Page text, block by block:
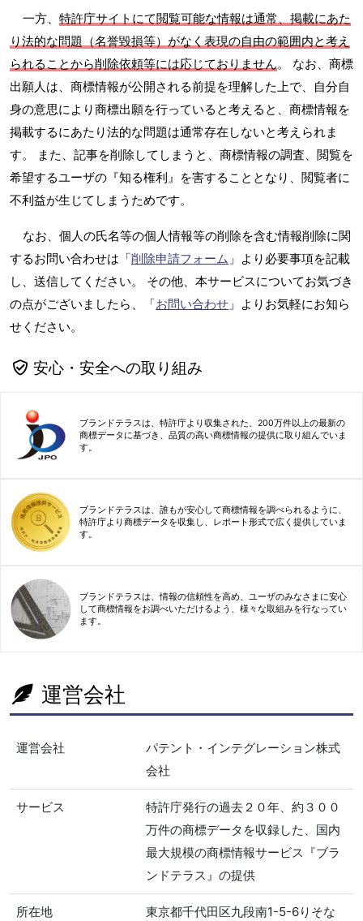
一方、 特許庁サイトにて閲覧可能な情報は通常、掲載にあた
り法的な問題（名誉毀損等）がなく表現の自由の範囲内と考え
られることから削除依頼等には応じておりません。 なお、商標
出願人は、商標情報が公開される前提を理解した上で、自分自
身の意思により商標出願を行っていると考えると、商標情報を
掲載するにあたり法的な問題は通常存在しないと考えられま
す。 また、記事を削除してしまうと、商標情報の調査、閲覧を
希望するユーザの『知る権利』を害することとなり、閲覧者に
不利益が生じてしまうためです。
なお、個人の氏名等の個人情報等の削除を含む情報削除に関
するお問い合わせは「削除申請フォーム 」より必要事項を記載
し、送信してください。 その他、本サービスについてお気づき
の点がございましたら、「お問い合わせ 」よりお気軽にお知ら
せください。
安心・安全への取り組み
ブランドテラスは、特許庁より収集された、200万件以上の最新の
商標データに基づき、品質の高い商標情報の提供に取り組んでいま
す。
ブランドテラスは、誰もが安心して商標情報を調べられるように、
特許庁より商標データを収集し、レポート形式で広く提供していま
す。
ブランドテラスは、情報の信頼性を高め、ユーザのみなさまに安心
して商標情報をお調べいただけるよう、様々な取組みを行なってい
ます。
運営会社
運営会社
パテント・インテグレーション株式
会社
サービス
特許庁発行の過去２０年、約３００
万件の商標データを収録した、国内
最大規模の商標情報サービス『ブラ
ンドテラス』の提供
所在地
東京都千代田区九段南1-5-6りそな